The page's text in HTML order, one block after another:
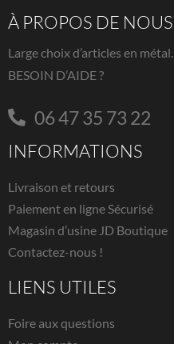
À PROPOS DE NOUS
Large choix d’articles en métal.
BESOIN D’AIDE ?
06 47 35 73 22
INFORMATIONS
Livraison et retours
Paiement en ligne Sécurisé
Magasin d’usine JD Boutique
Contactez-nous !
LIENS UTILES
Foire aux questions